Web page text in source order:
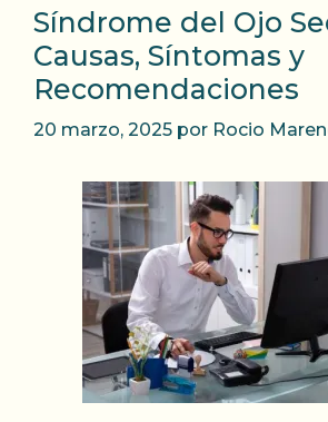
Síndrome del Ojo
Causas, Síntomas y
Recomendaciones
20 marzo, 2025 por Rocio